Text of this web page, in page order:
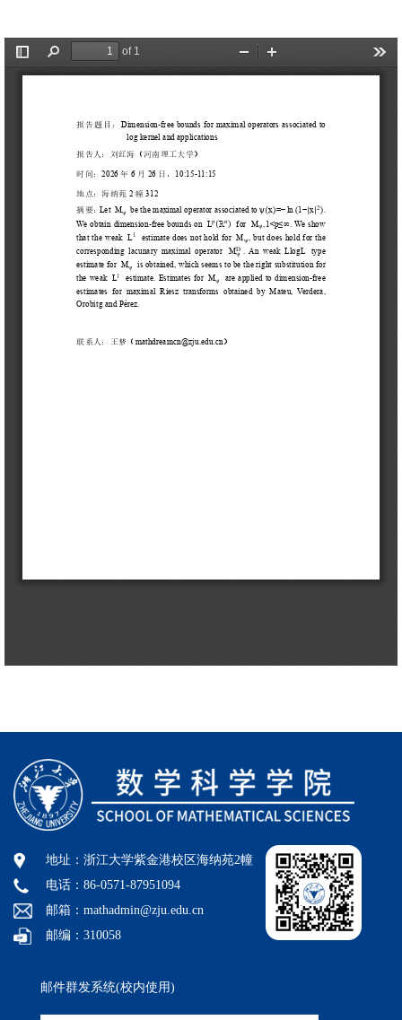
地址：浙江大学紫金港校区海纳苑2幢
电话：86-0571-87951094
邮箱：mathadmin@zju.edu.cn
邮编：310058
邮件群发系统(校内使用)